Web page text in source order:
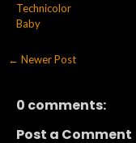
Technicolor
Baby
← Newer Post
0 comments:
Post a Comment